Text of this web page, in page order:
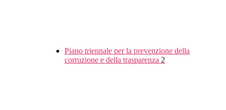
Piano triennale per la prevenzione della
corruzione e della trasparenza 2